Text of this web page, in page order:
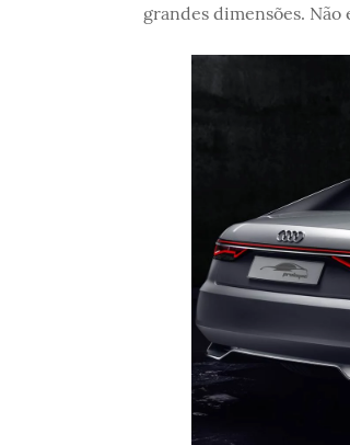
grandes dimensões.